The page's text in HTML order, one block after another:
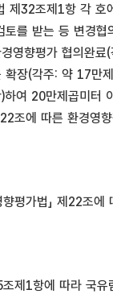
제32조제1항 각 호
토를 받는 등 변경협
영향평가 협의완
확장(각주: 약 17만
여 20만제곱미터
22조에 따른 환경
향평가법」 제22조
조제1항에 따라 국